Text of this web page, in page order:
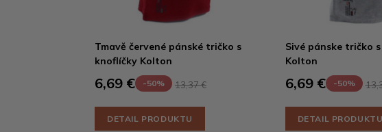
Tmavě červené pánské tričko s
knoflíčky Kolton
6,69 € -50% 13,37 €
DETAIL PRODUKTU
Sivé pánske tričko
Kolton
6,69 € -50%
DETAIL PRODUKTU